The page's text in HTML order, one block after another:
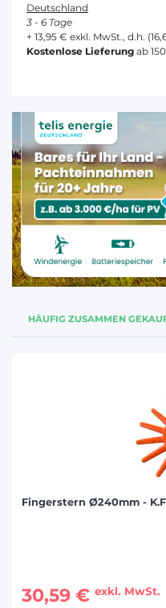
Deutschland
3 - 6 Tage
+ 13,95 € exkl. MwSt., d.h.
Kostenlose Lieferung ab
HÄUFIG ZUSAMMEN
Fingerstern Ø240mm -
30,59 € exkl. MwSt.